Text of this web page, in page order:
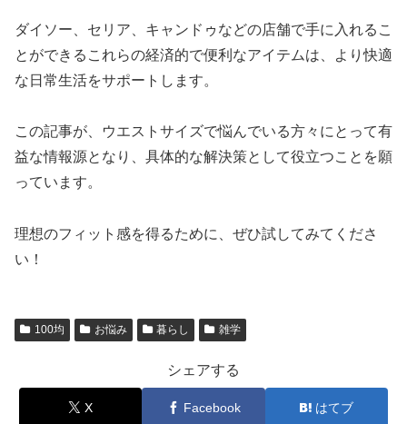
ダイソー、セリア、キャンドゥなどの店舗で手に入れるこ
とができるこれらの経済的で便利なアイテムは、より快適
な日常生活をサポートします。
この記事が、ウエストサイズで悩んでいる方々にとって有
益な情報源となり、具体的な解決策として役立つことを願
っています。
理想のフィット感を得るために、ぜひ試してみてくださ
い！
100均 お悩み 暮らし 雑学
シェアする
X Facebook はてブ